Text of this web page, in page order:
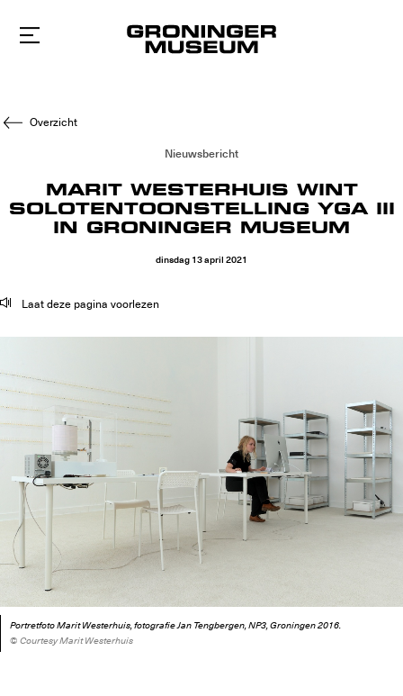
Naar
hoofdinhoud
Overzicht
Nieuwsbericht
MARIT WESTERHUIS WINT
SOLOTENTOONSTELLING YGA III
IN GRONINGER MUSEUM
dinsdag 13april 2021
Laat deze pagina voorlezen
Portretfoto Marit Westerhuis, fotografie Jan Tengbergen, NP3, Groningen 2016.
© Courtesy Marit Westerhuis